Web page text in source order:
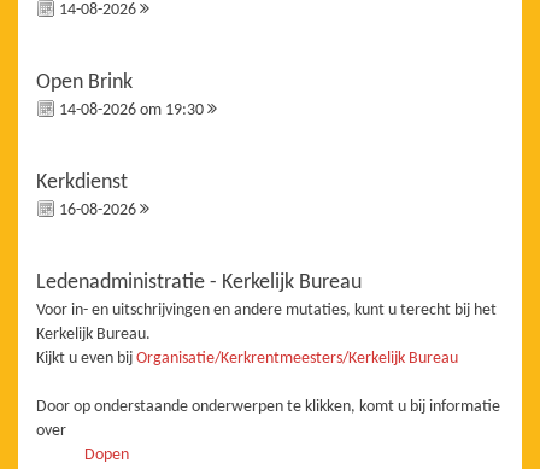
14-08-2026
Open Brink
14-08-2026 om 19:30
Kerkdienst
16-08-2026
Ledenadministratie - Kerkelijk Bureau
Voor in- en uitschrijvingen en andere mutaties, kunt u terecht bij het
Kerkelijk Bureau.
Kijkt u even bij Organisatie/Kerkrentmeesters/Kerkelijk Bureau
Door op onderstaande onderwerpen te klikken, komt u bij informatie
over
Dopen